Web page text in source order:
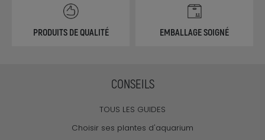
PRODUITS DE QUALITÉ EMBALLAGE SOIGNÉ
CONSEILS
TOUS LES GUIDES
Choisir ses plantes d'aquarium